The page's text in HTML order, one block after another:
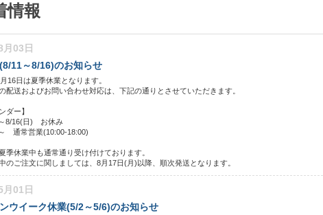
情報
月03日
11～8/16)のお知らせ
16日は夏季休業となります。
配送およびお問い合わせ対応は、下記の通りとさせていただきます。
ダー】
8/16(日) お休み
通常営業(10:00-18:00)
季休業中も通常通り受け付けております。
のご注文に関しましては、8月17日(月)以降、順次発送となります。
月01日
ウイーク休業(5/2～5/6)のお知らせ